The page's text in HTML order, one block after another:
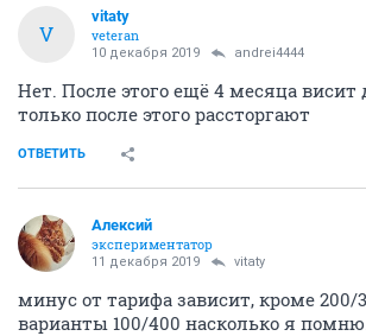
V
vitaty
veteran
10 декабря 2019 andrei4444
Нет. После этого ещё 4 месяца висит
только после этого рассторгают
ОТВЕТИТЬ
Алексий
экспериментатор
11 декабря 2019 vitaty
минус от тарифа зависит, кроме 200/
варианты 100/400 насколько я